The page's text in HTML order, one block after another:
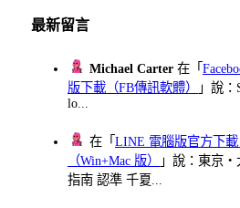
最新留言
Michael Carter 在「
版下載（FB傳訊軟體）
」說
lo...
在「LINE 電腦版官方下載
（Win+Mac 版）
」說：東京
指南 認準 千夏...